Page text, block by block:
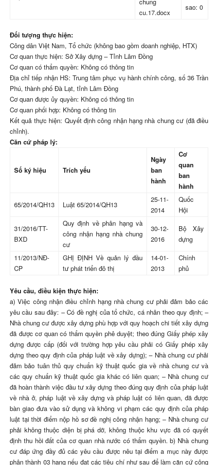
cu.17.docx
sao: 0
Đối tượng thực hiện:
Công dân Việt Nam, Tổ chức (không bao gồm doanh nghiệp, HTX)
Cơ quan thực hiện: Sở Xây dựng – Tỉnh Lâm Đồng
Cơ quan có thẩm quyền: Không có thông tin
Địa chỉ tiếp nhận HS: Trung tâm phục vụ hành chính công, số 36 Trần
Phú, thành phố Đà Lạt, tỉnh Lâm Đồng
Cơ quan được ủy quyền: Không có thông tin
Cơ quan phối hợp: Không có thông tin
Kết quả thực hiện: Quyết định công nhận hạng nhà chung cư (đã điều
chỉnh).
Căn cứ pháp lý:
Số ký hiệu Trích yếu
Ngày
ban
hành
Cơ
quan
ban
hành
65/2014/QH13
Luật 65/2014/QH13
25-11-
2014
Quốc
Hội
31/2016/TT-
BXD
Quy định về phân hạng và
công nhận hạng nhà chung
cư
30-12-
2016
Bộ Xây
dựng
11/2013/NĐ-
CP
GHỊ ĐỊNH Về quản lý đầu
tư phát triển đô thị
14-01-
2013
Chính
phủ
Yêu cầu, điều kiện thực hiện:
a) Việc công nhận điều chỉnh hạng nhà chung cư phải đảm bảo các
yêu cầu sau đây: – Có đề nghị của tổ chức, cá nhân theo quy định; –
Nhà chung cư được xây dựng phù hợp với quy hoạch chi tiết xây dựng
đã được cơ quan có thẩm quyền phê duyệt; theo đúng Giấy phép xây
dựng được cấp (đối với trường hợp yêu cầu phải có Giấy phép xây
dựng theo quy định của pháp luật về xây dựng); – Nhà chung cư phải
đảm bảo tuân thủ quy chuẩn kỹ thuật quốc gia về nhà chung cư và
các quy chuẩn kỹ thuật quốc gia khác có liên quan; – Nhà chung cư
đã hoàn thành việc đầu tư xây dựng theo đúng quy định của pháp luật
về nhà ở, pháp luật về xây dựng và pháp luật có liên quan, đã được
bàn giao đưa vào sử dụng và không vi phạm các quy định của pháp
luật tại thời điểm nộp hồ sơ đề nghị công nhận hạng; – Nhà chung cư
phải không thuộc diện bị phá dỡ, không thuộc khu vực đã có quyết
định thu hồi đất của cơ quan nhà nước có thẩm quyền. b) Nhà chung
cư đáp ứng đầy đủ các yêu cầu được nêu tại điểm a mục này được
phân thành 03 hạng nếu đạt các tiêu chí như sau để làm căn cứ công